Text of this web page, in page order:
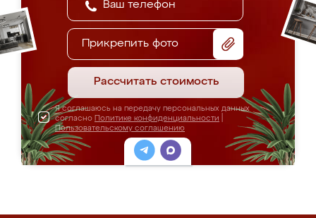
Прикрепить фото
Рассчитать стоимость
Я соглашаюсь на передачу персональных данных
согласно Политике конфиденциальности
Пользовательскому соглашению